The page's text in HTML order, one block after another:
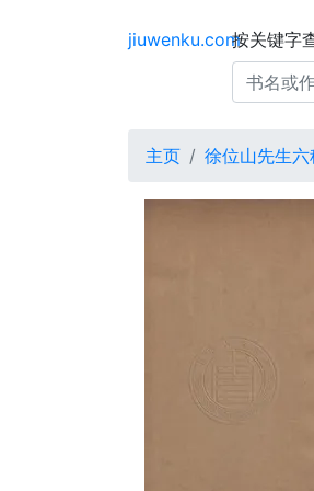
jiuwenku.com按关键字
主页 徐位山先生